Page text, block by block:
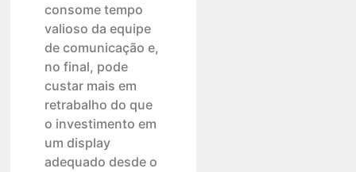
consome tempo
valioso da equipe
de comunicação e,
no final, pode
custar mais em
retrabalho do que
o investimento em
um display
adequado desde o